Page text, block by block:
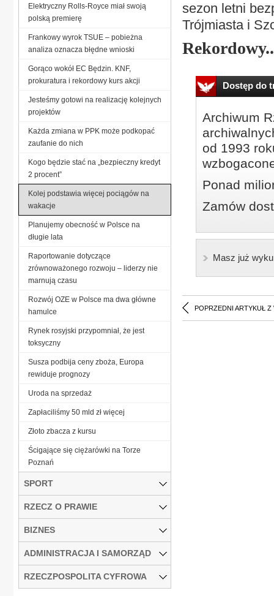
sezon letni
Trójmiasta i
Dostęp do
Archiwum
od 1993
Ponad
Zamów
Masz już
POPRZEDNI ARTYKUŁ Z
Elektryczny Rolls-Royce miał swoją
polską premierę
Frankowy wyrok TSUE – pobieżna
analiza oznacza błędne wnioski
Gorąco wokół EC Będzin. KNF,
prokuratura i rekordowy kurs akcji
Jesteśmy gotowi na realizację kolejnych
projektów
Każda zmiana w PPK może podkopać
zaufanie do nich
Kogo będzie stać na „bezpieczny kredyt
2 procent”
Kolej podstawia więcej pociągów na
wakacje
Planujemy obecność w Polsce na
długie lata
Raportowanie dotyczące
zrównoważonego rozwoju – liderzy nie
marnują czasu
Rozwój OZE w Polsce ma dwa główne
hamulce
Rynek rosyjski przypomniał, że jest
toksyczny
Susza podbija ceny zboża, Europa
rewiduje prognozy
Uroda na sprzedaż
Zapłaciliśmy 50 mld zł więcej
Złoto zbacza z kursu
Ścigające się ciężarówki na Torze
Poznań
SPORT
RZECZ O PRAWIE
BIZNES
ADMINISTRACJA I SAMORZĄD
RZECZPOSPOLITA CYFROWA